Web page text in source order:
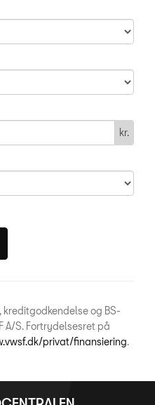
kr.
og BS-
A/S. Fortrydelsesret på
privat/finansiering.